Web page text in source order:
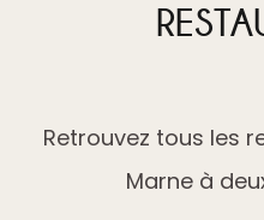
Retrouvez tous les
Marne à